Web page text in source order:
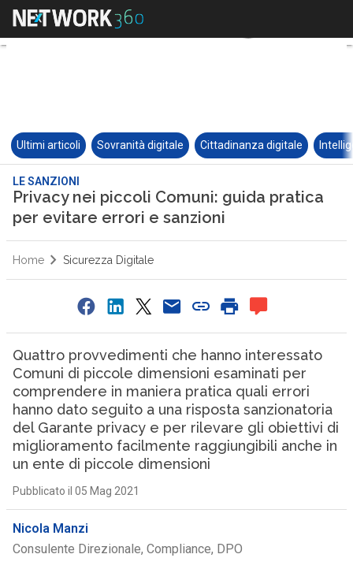
Ultimi articoli Sovranità digitale Cittadinanza digitale
LE SANZIONI
Privacy nei piccoli Comuni: guida pratica
per evitare errori e sanzioni
Home Sicurezza Digitale
Quattro provvedimenti che hanno interessato
Comuni di piccole dimensioni esaminati per
comprendere in maniera pratica quali errori
hanno dato seguito a una risposta sanzionatoria
del Garante privacy e per rilevare gli obiettivi di
miglioramento facilmente raggiungibili anche in
un ente di piccole dimensioni
Pubblicato il 05 Mag 2021
Nicola Manzi
Consulente Direzionale, Compliance, DPO